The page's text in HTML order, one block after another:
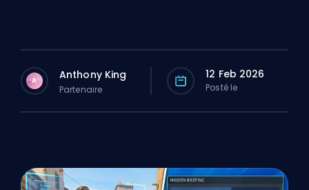
A Anthony King
Partenaire
12 Feb 2026
Posté le